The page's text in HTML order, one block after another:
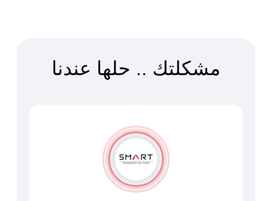
مشكلتك .. حلها عندنا